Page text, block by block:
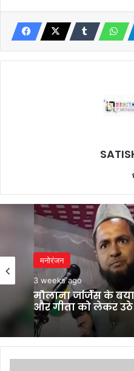
मनोरंजन
3 weeks ago
मौलाना जर्जिस के
और गीता को लेकर